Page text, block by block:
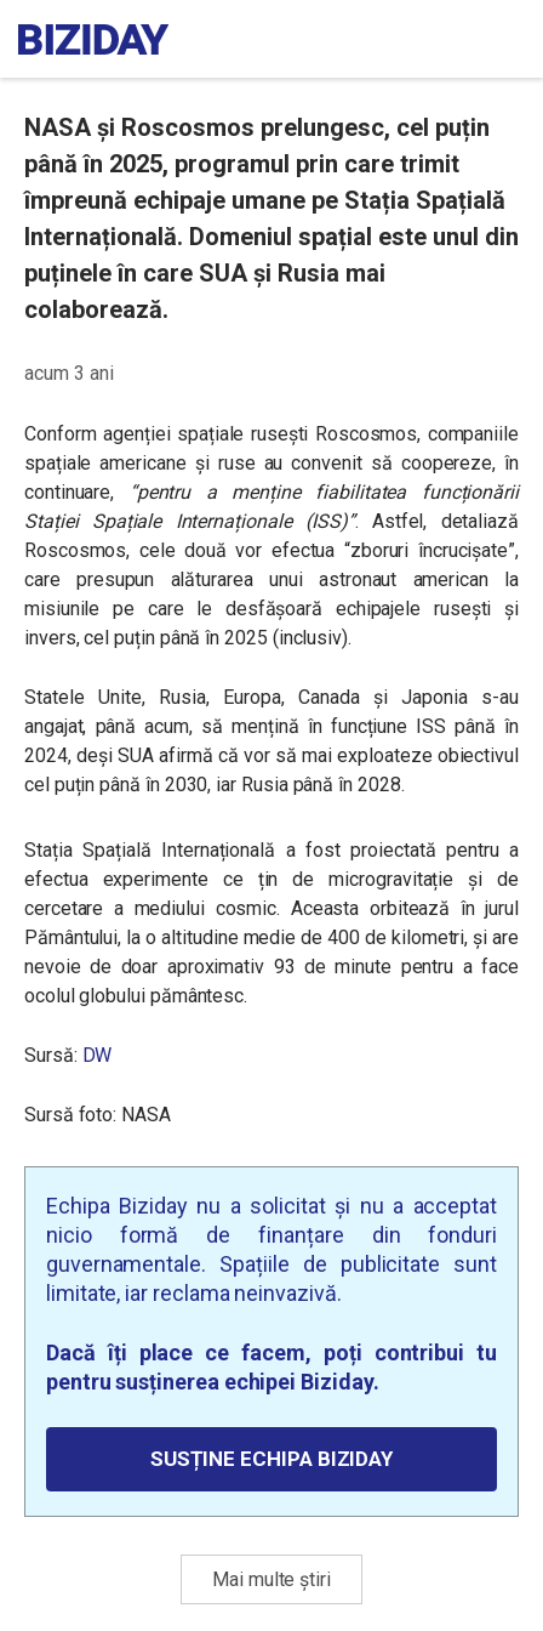
NASA și Roscosmos prelungesc, cel puțin
până în 2025, programul prin care trimit
împreună echipaje umane pe Stația Spațială
Internațională. Domeniul spațial este unul din
puținele în care SUA și Rusia mai
colaborează.
acum 3 ani
Conform agenției spațiale rusești Roscosmos, companiile
spațiale americane și ruse au convenit să coopereze, în
continuare, “pentru a menține fiabilitatea funcționării
Stației Spațiale Internaționale (ISS)”. Astfel, detaliază
Roscosmos, cele două vor efectua “zboruri încrucișate”,
care presupun alăturarea unui astronaut american la
misiunile pe care le desfășoară echipajele rusești și
invers, cel puțin până în 2025 (inclusiv).
Statele Unite, Rusia, Europa, Canada și Japonia s-au
angajat, până acum, să mențină în funcțiune ISS până în
2024, deși SUA afirmă că vor să mai exploateze obiectivul
cel puțin până în 2030, iar Rusia până în 2028.
Stația Spațială Internațională a fost proiectată pentru a
efectua experimente ce țin de microgravitație și de
cercetare a mediului cosmic. Aceasta orbitează în jurul
Pământului, la o altitudine medie de 400 de kilometri, și are
nevoie de doar aproximativ 93 de minute pentru a face
ocolul globului pământesc.
Sursă: DW
Sursă foto: NASA
Echipa Biziday nu a solicitat și nu a acceptat
nicio formă de finanțare din fonduri
guvernamentale. Spațiile de publicitate sunt
limitate, iar reclama neinvazivă.
Dacă îți place ce facem, poți contribui tu
pentru susținerea echipei Biziday.
SUSȚINE ECHIPA BIZIDAY
Mai multe știri